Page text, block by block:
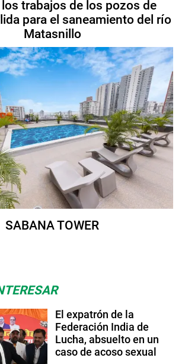
trabajos de los pozos de
para el saneamiento del río
Matasnillo
SABANA TOWER
El expatrón de la
Federación India de
Lucha, absuelto en un
caso de acoso sexual